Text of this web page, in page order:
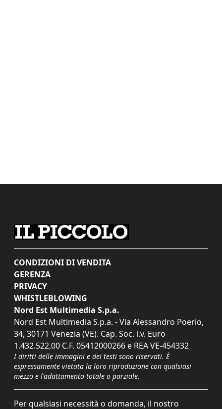
CONDIZIONI DI VENDITA
GERENZA
PRIVACY
WHISTLEBLOWING
Nord Est Multimedia S.p.a.
Nord Est Multimedia S.p.a. - Via Alessandro Poerio,
34, 30171 Venezia (VE). Cap. Soc. i.v. Euro
1.432.522,00 C.F. 05412000266 e REA VE-454332
I diritti delle immagini e dei testi sono riservati. È
espressamente vietata la loro riproduzione con qualsiasi
mezzo e l'adattamento totale o parziale.
Per qualsiasi necessità o domanda, il nostro